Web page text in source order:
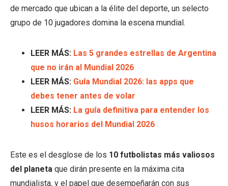
de mercado que ubican a la élite del deporte, un selecto
grupo de 10 jugadores domina la escena mundial.
LEER MÁS: Las 5 grandes estrellas de Argentina
que no irán al Mundial 2026
LEER MÁS: Guía Mundial 2026: las apps que
debes tener antes de volar
LEER MÁS: La guía definitiva para entender los
husos horarios del Mundial 2026
Este es el desglose de los 10 futbolistas más valiosos
del planeta que dirán presente en la máxima cita
mundialista, y el papel que desempeñarán con sus